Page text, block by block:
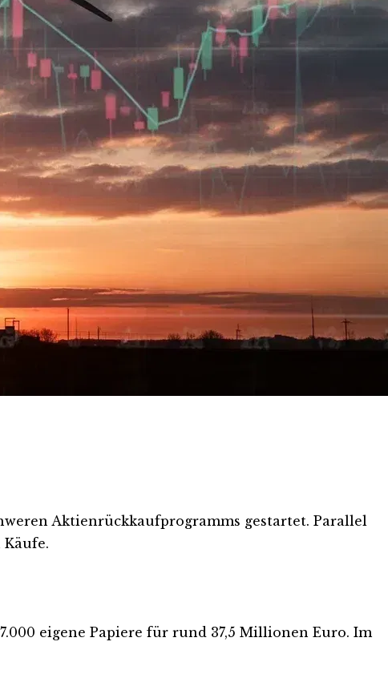
Aktienrückkaufprogramms gestartet. Parallel
eigene Papiere für rund 37,5 Millionen Euro. Im